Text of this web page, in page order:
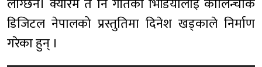
लाग्छन। क्यारम त नि गीतको भिडियोलाई कालिन्चोक
डिजिटल नेपालको प्रस्तुतिमा दिनेश खड्काले निर्माण
गरेका हुन् ।